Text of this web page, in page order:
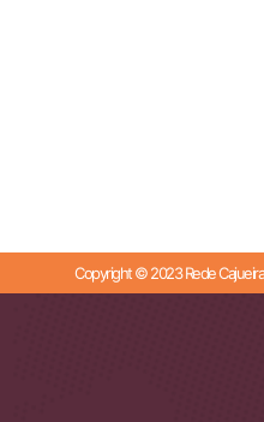
Copyright © 2023 Rede